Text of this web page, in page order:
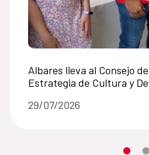
Albares lleva al Consejo
Estrategia de Cultura y
29/07/2026